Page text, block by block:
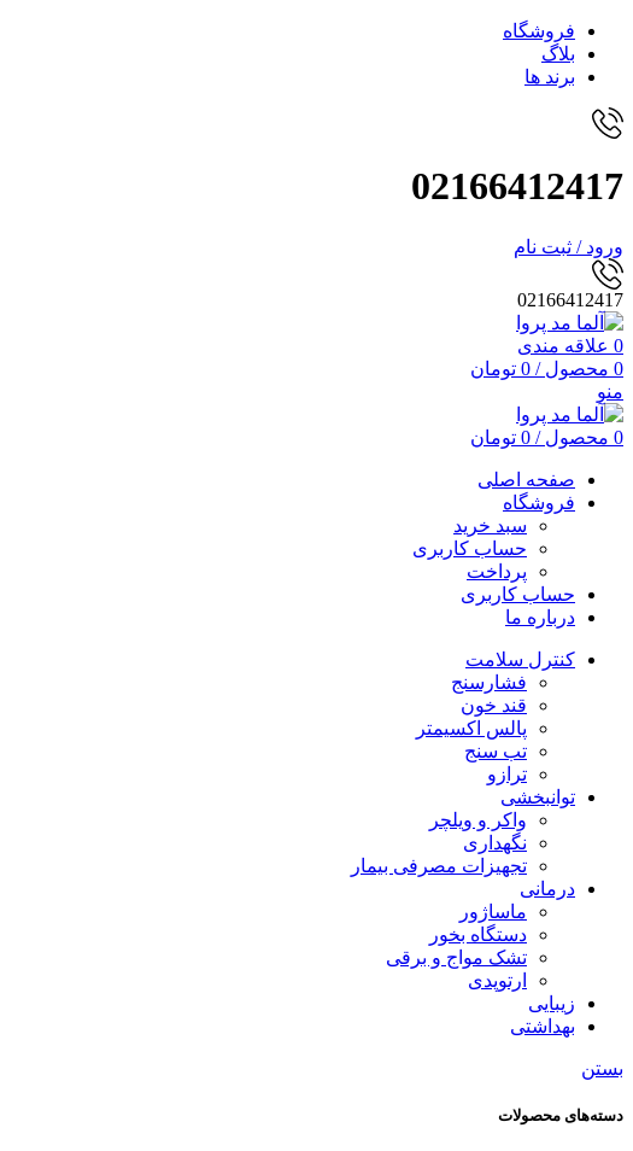
فروشگاه
بلاگ
برند ها
02166412417
ورود / ثبت نام
02166412417
0 علاقه مندی
0 محصول /
0 تومان
منو
0 محصول /
0 تومان
صفحه اصلی
فروشگاه
سبد خرید
حساب کاربری
پرداخت
حساب کاربری
درباره ما
کنترل سلامت
فشارسنج
قند خون
پالس اکسیمتر
تب سنج
ترازو
توانبخشی
واکر و ویلچر
نگهداری
تجهیزات مصرفی بیمار
درمانی
ماساژور
دستگاه بخور
تشک مواج و برقی
ارتوپدی
زیبایی
بهداشتی
بستن
دسته‌های محصولات